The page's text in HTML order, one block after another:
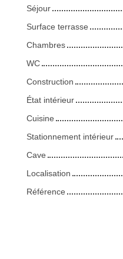
Séjour
Surface terrasse
Chambres
WC
Construction
État intérieur
Cuisine
Stationnement intérieur
Cave
Localisation
Référence